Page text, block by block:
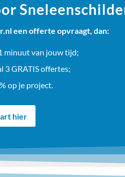
een offerte opvraagt, dan:
minuut van jouw tijd;
3 GRATIS offertes;
op je project.
hier